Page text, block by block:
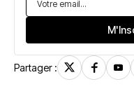
Partager :